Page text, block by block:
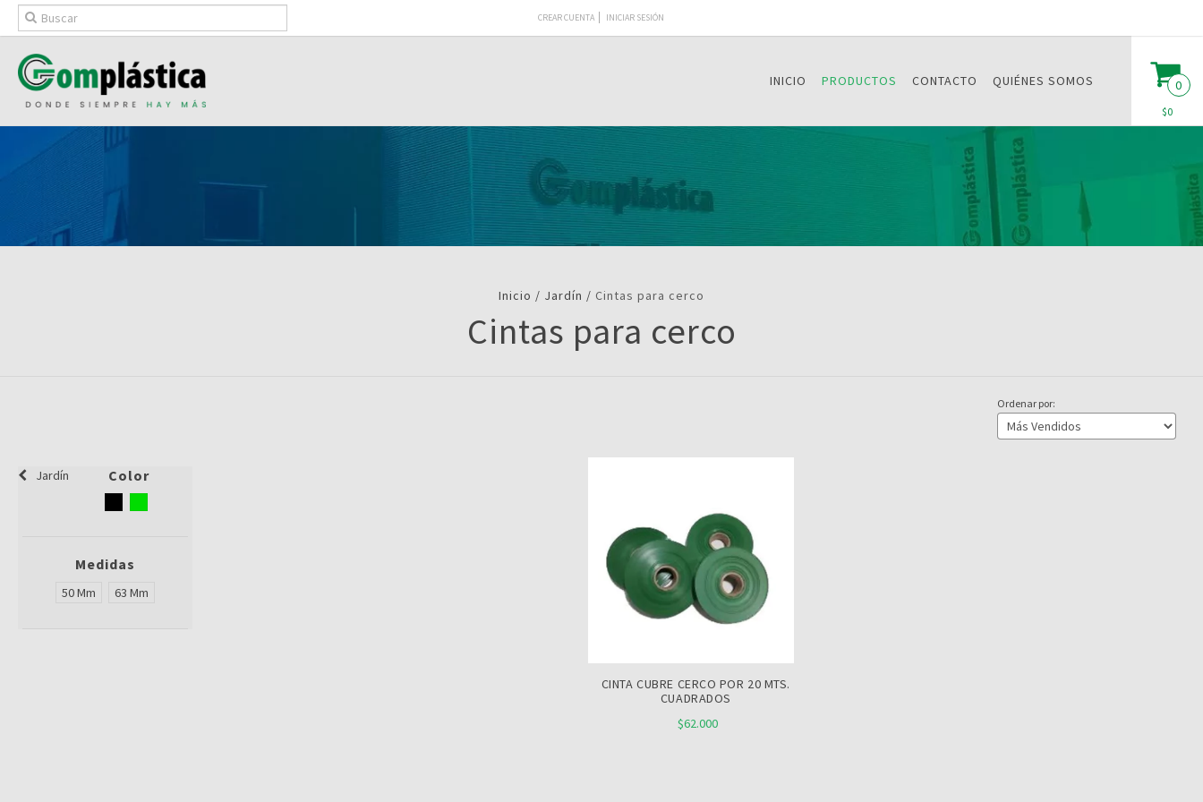
CREAR CUENTA INICIAR SESIÓN
INICIO PRODUCTOS CONTACTO QUIÉNES SOMOS 0
$0
Inicio / Jardín / Cintas para cerco
Cintas para cerco
Ordenar por:
Jardín Color
Medidas
50 Mm 63 Mm
CINTA CUBRE CERCO POR 20 MTS.
CUADRADOS
$62.000